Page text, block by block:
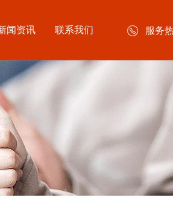
闻资讯 联系我们 服务